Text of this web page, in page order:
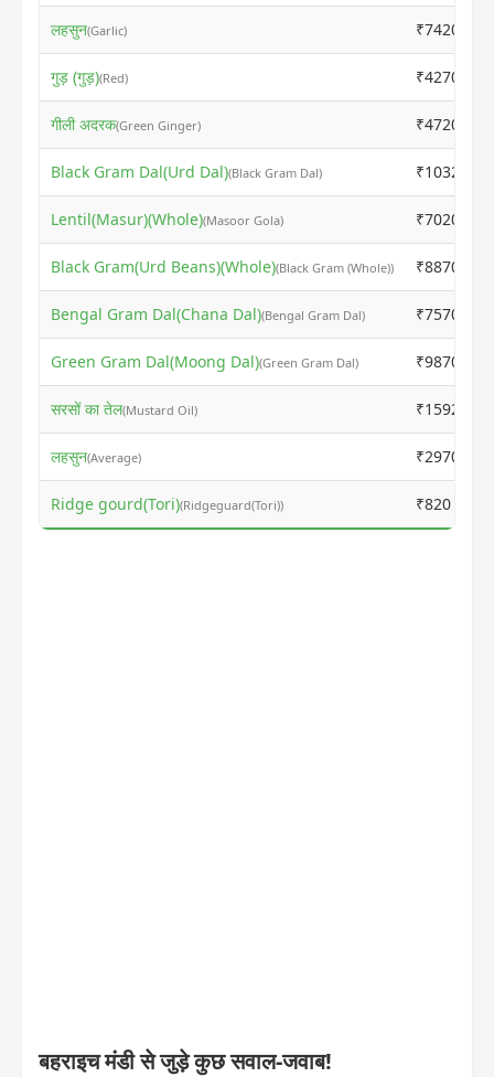
लहसुन(Garlic) ₹7420
गुड़ (गुड़)(Red) ₹4270
गीली अदरक(Green Ginger) ₹4720
Black Gram Dal(Urd Dal)(Black Gram Dal) ₹10320
Lentil(Masur)(Whole)(Masoor Gola) ₹7020
Black Gram(Urd Beans)(Whole)(Black Gram (Whole)) ₹8870
Bengal Gram Dal(Chana Dal)(Bengal Gram Dal) ₹7570
Green Gram Dal(Moong Dal)(Green Gram Dal) ₹9870
सरसों का तेल(Mustard Oil) ₹15920
लहसुन(Average) ₹2970
Ridge gourd(Tori)(Ridgeguard(Tori)) ₹820
बहराइच मंडी से जुड़े कुछ सवाल-जवाब!